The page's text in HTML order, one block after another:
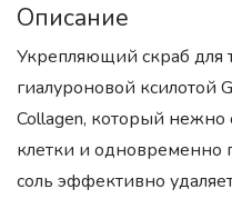
Описание
Укрепляющий скраб для
гиалуроновой ксилотой
Collagen, который
клетки и одновременно
соль эффективно